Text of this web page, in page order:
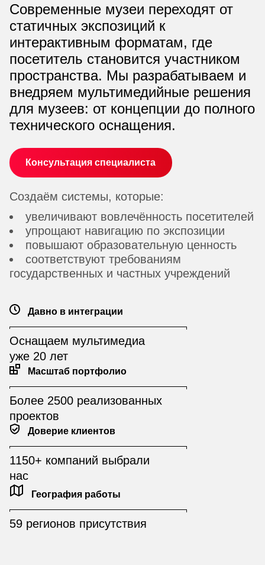
Современные музеи переходят от
статичных экспозиций к
интерактивным форматам, где
посетитель становится участником
пространства. Мы разрабатываем и
внедряем мультимедийные решения
для музеев: от концепции до полного
технического оснащения.
Консультация специалиста
Создаём системы, которые:
увеличивают вовлечённость посетителей
упрощают навигацию по экспозиции
повышают образовательную ценность
соответствуют требованиям
государственных и частных учреждений
Давно в интеграции
Оснащаем мультимедиа
уже 20 лет
Масштаб портфолио
Более 2500 реализованных
проектов
Доверие клиентов
1150+ компаний выбрали
нас
География работы
59 регионов присутствия